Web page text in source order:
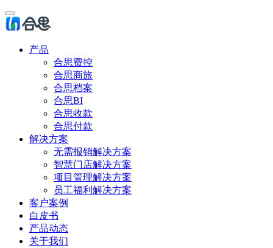
产品
合思费控
合思商旅
合思档案
合思BI
合思收款
合思付款
解决方案
无需报销解决方案
智慧门店解决方案
项目管理解决方案
员工福利解决方案
客户案例
白皮书
产品动态
关于我们